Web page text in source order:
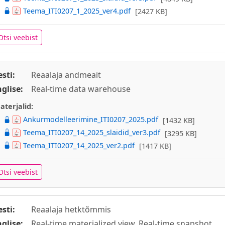
Teema_ITI0207_1_2025_ver4.pdf [2427 KB]
veebist
Reaalaja andmeait
Real-time data warehouse
Ankurmodelleerimine_ITI0207_2025.pdf [1432 KB]
Teema_ITI0207_14_2025_slaidid_ver3.pdf [3295 KB]
Teema_ITI0207_14_2025_ver2.pdf [1417 KB]
veebist
Reaalaja hetktõmmis